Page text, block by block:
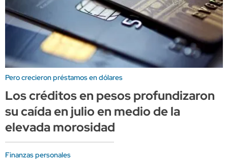
Pero crecieron préstamos en dólares
Los créditos en pesos profundizaron
su caída en julio en medio de la
elevada morosidad
Finanzas personales